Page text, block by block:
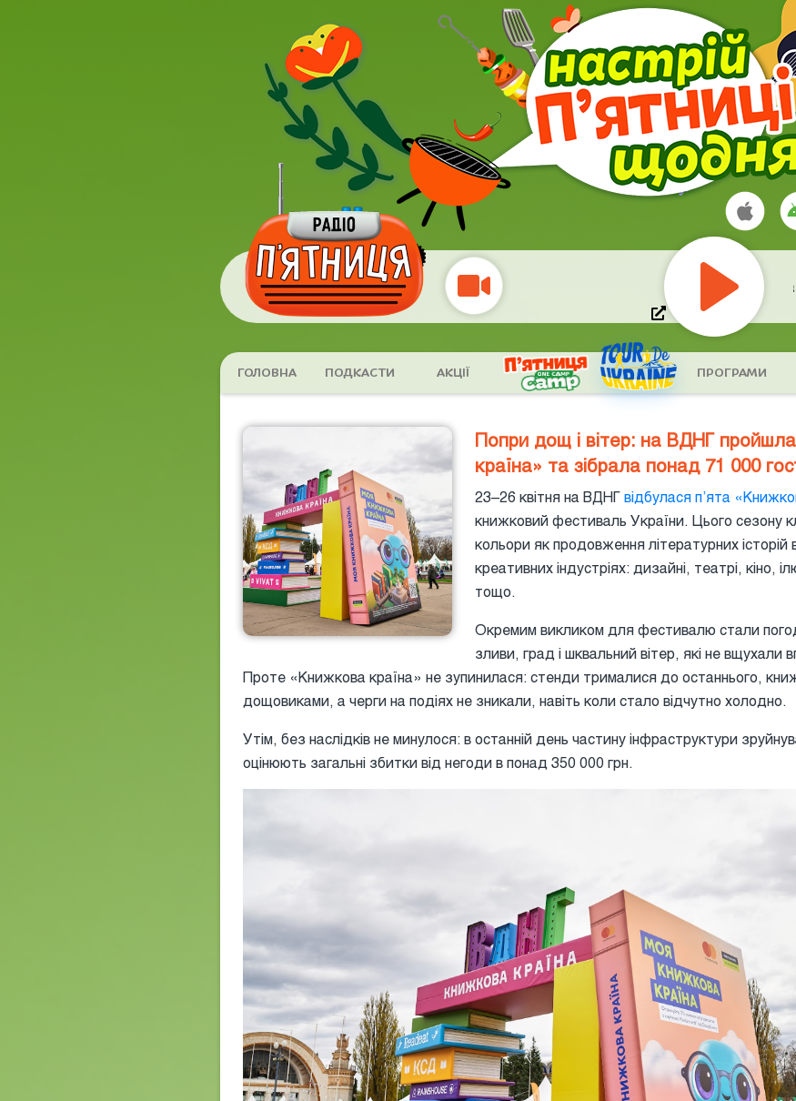
Play
Army of Lovers - La
ГОЛОВНА ПОДКАСТИ АКЦІЇ ПРОГРАМИ
Попри дощ і вітер: на ВДНГ
країна» та зібрала понад 71 000
23–26 квітня на ВДНГ відбулася п’ята
книжковий фестиваль України. Цього сезону
кольори як продовження літературних історій
креативних індустріях: дизайні, театрі, кіно,
тощо.
Окремим викликом для фестивалю стали
зливи, град і шквальний вітер, які не вщухали
Проте «Книжкова країна» не зупинилася: стенди трималися до останнього,
дощовиками, а черги на подіях не зникали, навіть коли стало відчутно холодно.
Утім, без наслідків не минулося: в останній день частину інфраструктури
оцінюють загальні збитки від негоди в понад 350 000 грн.